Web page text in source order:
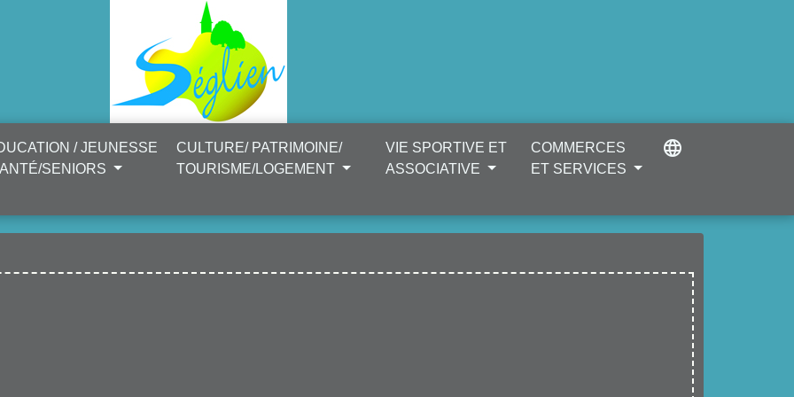
/ JEUNESSE
SENIORS
CULTURE/ PATRIMOINE/
TOURISME/LOGEMENT
VIE SPORTIVE ET
ASSOCIATIVE
COMMERCES
ET SERVICES
language